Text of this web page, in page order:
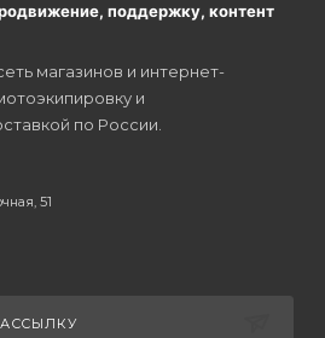
поддержку, контент
магазинов и интернет-
и
по России.
51